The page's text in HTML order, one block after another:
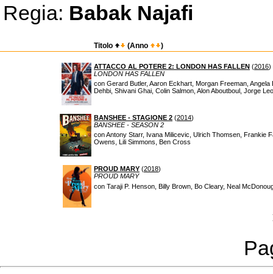
Regia: Babak Najafi
Titolo (Anno )
ATTACCO AL POTERE 2: LONDON HAS FALLEN (2016)
LONDON HAS FALLEN
con Gerard Butler, Aaron Eckhart, Morgan Freeman,
Dehbi, Shivani Ghai, Colin Salmon, Alon Aboutboul, Jorge
BANSHEE - STAGIONE 2 (2014)
BANSHEE - SEASON 2
con Antony Starr, Ivana Milicevic, Ulrich Thomsen, Frankie
Owens, Lili Simmons, Ben Cross
PROUD MARY (2018)
PROUD MARY
con Taraji P. Henson, Billy Brown, Bo Cleary, Neal